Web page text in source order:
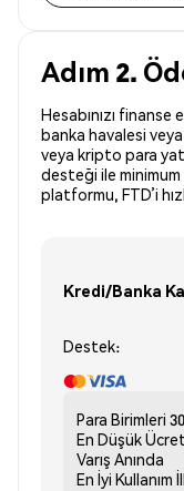
Adım 2.
Hesabınızı finanse
banka havalesi
veya kripto para
desteği ile minimum
platformu, FTD’i
Kredi/Banka
Destek:
Para Birimleri
En Düşük Ücret
Varış Anında
En İyi Kullanım